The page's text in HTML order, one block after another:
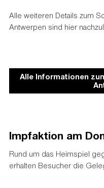
Alle weiteren Details zum
Antwerpen sind hier
Alle Informationen
Impfaktion am
Rund um das Heimspiel
erhalten Besucher die